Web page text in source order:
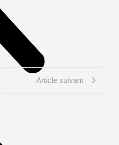
Article suivant